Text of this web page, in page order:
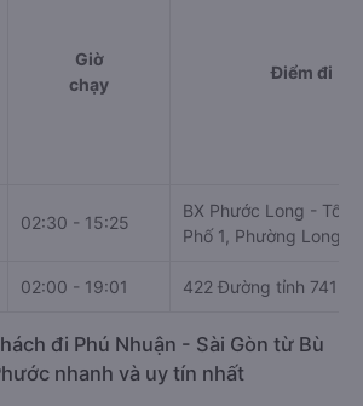
Giờ
chạy
Điểm đi
02:30 - 15:25
BX Phước Long - Tổ
Phố 1, Phường Long
02:00 - 19:01 422 Đường tỉnh 741
đi Phú Nhuận - Sài Gòn từ Bù
nhanh và uy tín nhất